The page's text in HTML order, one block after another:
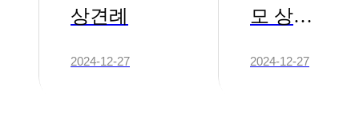
상견례
2024-12-27
모 상견
2024-12-27